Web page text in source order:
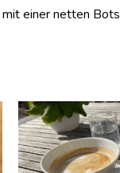
einer netten